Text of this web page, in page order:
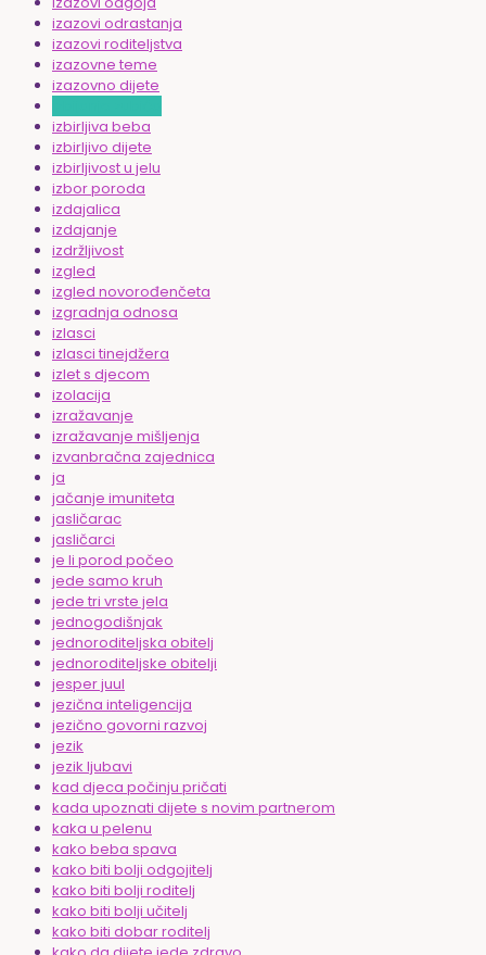
izazovi odrastanja
izazovi roditeljstva
izazovne teme
izazovno dijete
izbirljiva beba
izbirljivo dijete
izbirljivost u jelu
izbor poroda
izdajalica
izdajanje
izdržljivost
izgled
izgled novorođenčeta
izgradnja odnosa
izlasci
izlasci tinejdžera
izlet s djecom
izolacija
izražavanje
izražavanje mišljenja
izvanbračna zajednica
ja
jačanje imuniteta
jasličarac
jasličarci
je li porod počeo
jede samo kruh
jede tri vrste jela
jednogodišnjak
jednoroditeljska obitelj
jednoroditeljske obitelji
jesper juul
jezična inteligencija
jezično govorni razvoj
jezik
jezik ljubavi
kad djeca počinju pričati
kada upoznati dijete s novim partnerom
kaka u pelenu
kako beba spava
kako biti bolji odgojitelj
kako biti bolji roditelj
kako biti bolji učitelj
kako biti dobar roditelj